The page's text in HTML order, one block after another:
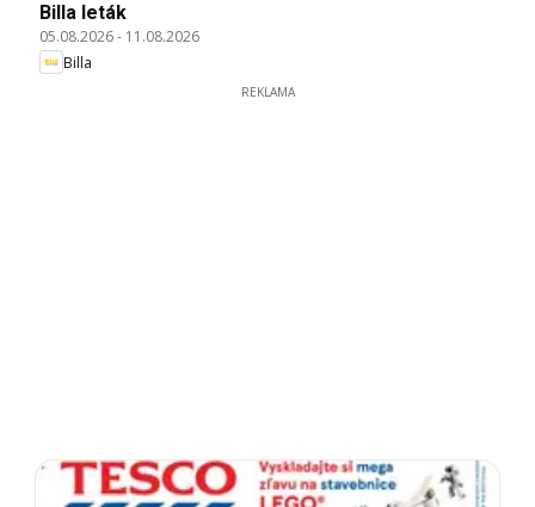
Billa leták
05.08.2026- 11.08.2026
Billa
REKLAMA